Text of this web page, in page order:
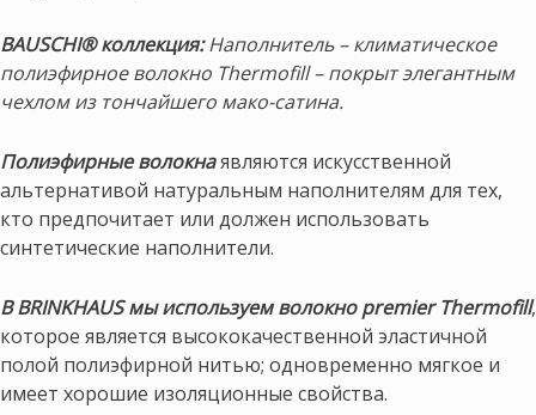
BAUSCHI® коллекция:Наполнитель – климатическое
полиэфирное волокно Thermofill – покрыт элегантным
чехлом из тончайшего мако-сатина.
Полиэфирные волокнаявляются искусственной
альтернативой натуральным наполнителям для тех,
кто предпочитает или должен использовать
синтетические наполнители.
В BRINKHAUS мы используем волокно premier Thermofill,
которое является высококачественной эластичной
полой полиэфирной нитью; одновременно мягкое и
имеет хорошие изоляционные свойства.